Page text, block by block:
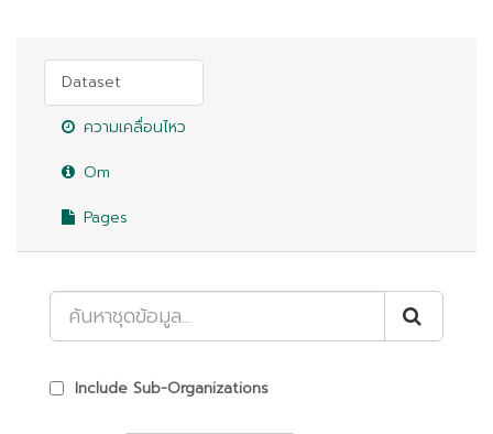
Dataset
ความเคลื่อนไหว
Om
Pages
Include Sub-Organizations